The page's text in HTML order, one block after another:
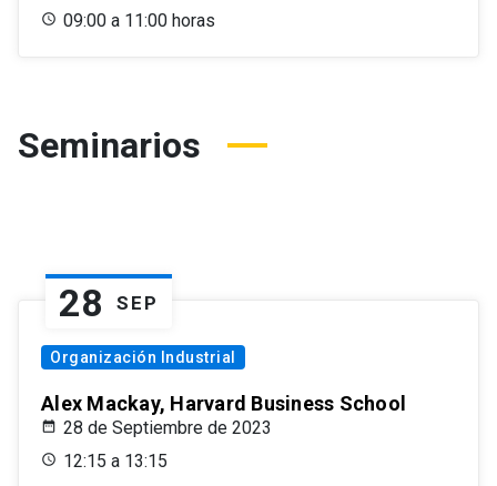
09:00 a 11:00 horas
Seminarios
28 SEP
Organización Industrial
Alex Mackay, Harvard Business School
28 de Septiembre de 2023
12:15 a 13:15